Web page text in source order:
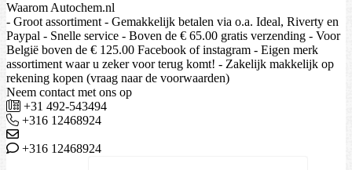
Waarom Autochem.nl
- Groot assortiment - Gemakkelijk betalen via o.a. Ideal, Riverty en
Paypal - Snelle service - Boven de € 65.00 gratis verzending - Voor
België boven de € 125.00 Facebook of instagram - Eigen merk
assortiment waar u zeker voor terug komt! - Zakelijk makkelijk op
rekening kopen (vraag naar de voorwaarden)
Neem contact met ons op
+31 492-543494
+316 12468924
+316 12468924